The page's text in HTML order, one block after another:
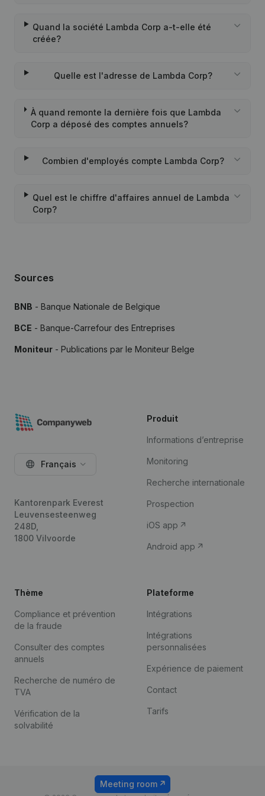
Quand la société Lambda Corp a-t-elle été
créée?
Quelle est l'adresse de Lambda Corp?
À quand remonte la dernière fois que Lambda
Corp a déposé des comptes annuels?
Combien d'employés compte Lambda Corp?
Quel est le chiffre d'affaires annuel de Lambda
Corp?
Sources
BNB - Banque Nationale de Belgique
BCE - Banque-Carrefour des Entreprises
Moniteur - Publications par le Moniteur Belge
Français
Kantorenpark Everest
Leuvensesteenweg
248D,
1800 Vilvoorde
Produit
Informations d’entreprise
Monitoring
Recherche internationale
Prospection
iOS app
Android app
Thème
Compliance et prévention
de la fraude
Consulter des comptes
annuels
Recherche de numéro de
TVA
Vérification de la
solvabilité
Plateforme
Intégrations
Intégrations
personnalisées
Expérience de paiement
Contact
Tarifs
Meeting room